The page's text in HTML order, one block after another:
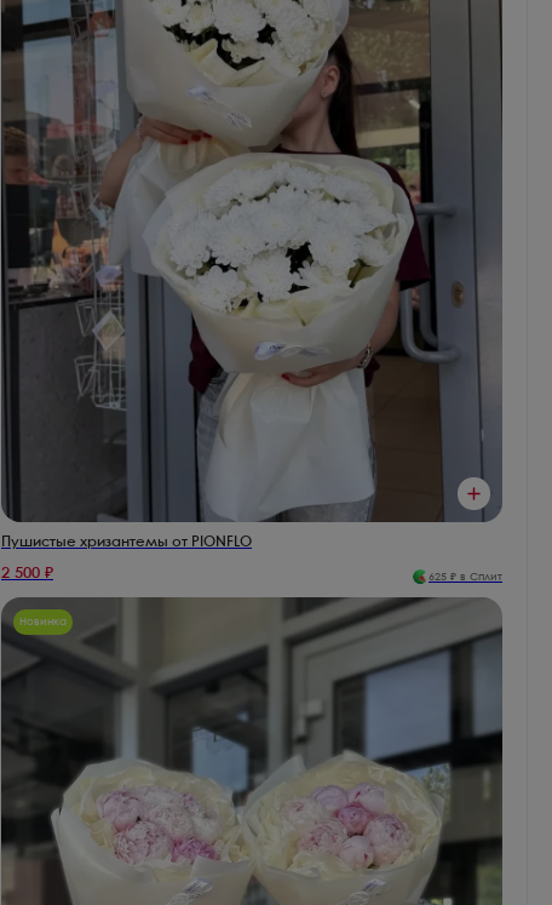
Пушистые хризантемы от PIONFLO
2 500 ₽ 625 ₽ в Сплит
Новинка